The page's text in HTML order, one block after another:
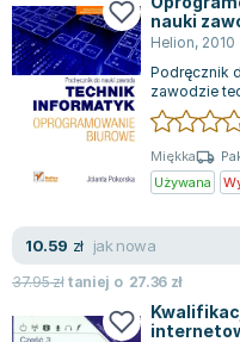
Joseph Murphy
Jan Sztaudynger
Aleksander Puszkin
Oscar Wilde
Małgorzata Ohme
Maddie Ziegler
Maria Seweryn
Janina Zającówna
Eric Helms
nauki
Helion, 2010
Podręcznik
zawodzie
kontekście
Miękka
Używana
10.59 zł jak nowa
37.95złtaniej o 27.36 zł